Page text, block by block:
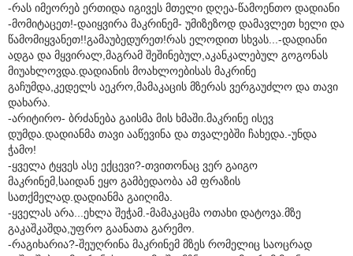
-რას იმეორებ ერთიდა იგივეს მთელი დღეა-წამოენთო დადიანი
-მომიტაცეთ!-დაიყვირა მაკრინემ- უმიზეზოდ დამავლეთ ხელი და
წამომიყვანეთ!!გამაუბედურეთ!რას ელოდით სხვას...-დადიანი
ადგა და მყვირალ,მაგრამ შეშინებულ,აკანკალებულ გოგონას
მიუახლოვდა.დადიანის მოახლოებისას მაკრინე
გაჩუმდა,კედელს აეკრო,მამაკაცის მზერას ვერგაუძლო და თავი
დახარა.
-არიტირო- ბრძანება გაისმა მის ხმაში.მაკრინე ისევ
დუმდა.დადიანმა თავი ააწევინა და თვალებში ჩახედა.-უნდა
ჭამო!
-ყველა ტყვეს ასე ექცევი?-თვითონაც ვერ გაიგო
მაკრინემ,საიდან ეყო გამბედაობა ამ ფრაზის
სათქმელად.დადიანმა გაიღიმა.
-ყველას არა...ეხლა შეჭამ.-მამაკაცმა ოთახი დატოვა.მზე
გაკაშკაშდა,უფრო გაანათა გარემო.
-რაგიხარია?-შეუღრინა მაკრინემ მზეს რომელიც საოცრად